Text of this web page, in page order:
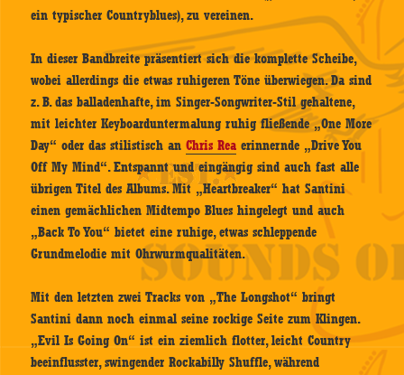
ein typischer Countryblues), zu vereinen.
In dieser Bandbreite präsentiert sich die komplette Scheibe,
wobei allerdings die etwas ruhigeren Töne überwiegen. Da sind
z. B. das balladenhafte, im Singer-Songwriter-Stil gehaltene,
mit leichter Keyboarduntermalung ruhig fließende „One More
Day“ oder das stilistisch anChris Rea erinnernde „Drive You
Off My Mind“. Entspannt und eingängig sind auch fast alle
übrigen Titel des Albums. Mit „Heartbreaker“ hat Santini
einen gemächlichen Midtempo Blues hingelegt und auch
„Back To You“ bietet eine ruhige, etwas schleppende
Grundmelodie mit Ohrwurmqualitäten.
Mit den letzten zwei Tracks von „The Longshot“ bringt
Santini dann noch einmal seine rockige Seite zum Klingen.
„Evil Is Going On“ ist ein ziemlich flotter, leicht Country
beeinflusster, swingender Rockabilly Shuffle, während